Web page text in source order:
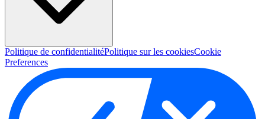
Politique de confidentialitéPolitique sur les cookiesCookie
Preferences